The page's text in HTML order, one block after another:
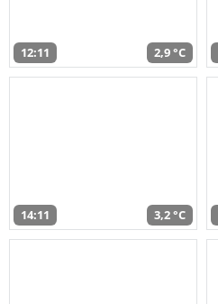
12:11 2,9 °C
14:11 3,2 °C